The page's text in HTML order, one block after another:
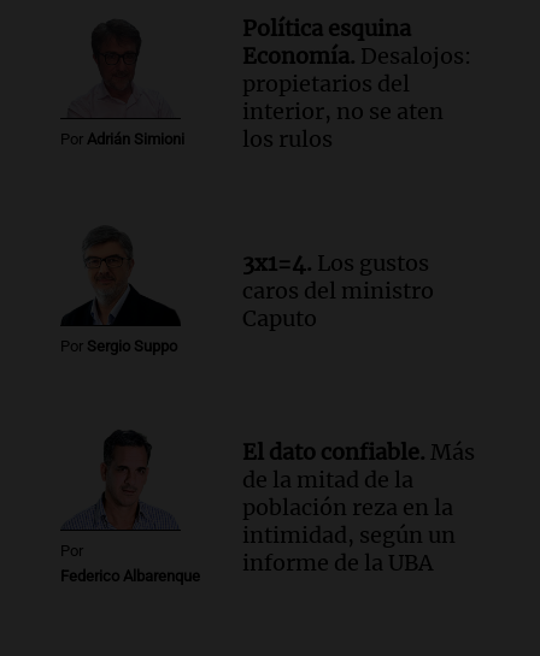
El Tesoro Nacional captura 12
billones de pesos y genera excedente de
liquidez de 4 billones
Episodios
Panorama Federal
Episodios
Audio.Tormentas y filtraciones: "El
agua entra por donde menos
imaginamos"
Por Adrián Simioni
Política esquina
Economía. Desalojos:
propietarios del
interior, no se aten
los rulos
Por Sergio Suppo
3x1=4. Los gustos
caros del ministro
Caputo
Por
Federico Albarenque
El dato confiable. Más
de la mitad de la
población reza en la
intimidad, según un
informe de la UBA